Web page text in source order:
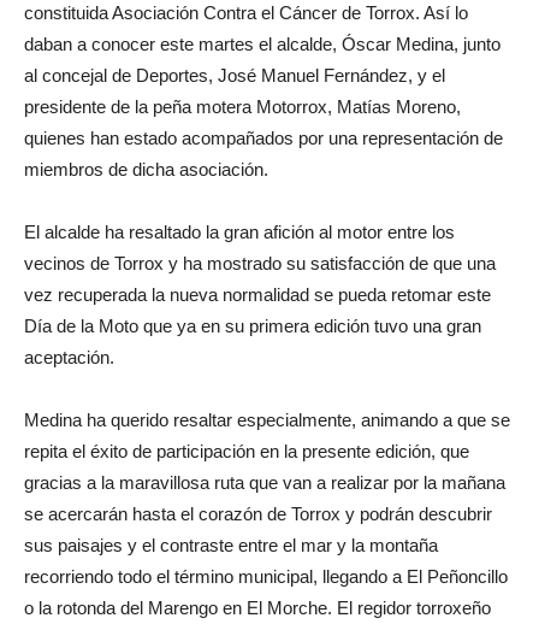
constituida Asociación Contra el Cáncer de Torrox. Así lo
daban a conocer este martes el alcalde, Óscar Medina, junto
al concejal de Deportes, José Manuel Fernández, y el
presidente de la peña motera Motorrox, Matías Moreno,
quienes han estado acompañados por una representación de
miembros de dicha asociación.
El alcalde ha resaltado la gran afición al motor entre los
vecinos de Torrox y ha mostrado su satisfacción de que una
vez recuperada la nueva normalidad se pueda retomar este
Día de la Moto que ya en su primera edición tuvo una gran
aceptación.
Medina ha querido resaltar especialmente, animando a que se
repita el éxito de participación en la presente edición, que
gracias a la maravillosa ruta que van a realizar por la mañana
se acercarán hasta el corazón de Torrox y podrán descubrir
sus paisajes y el contraste entre el mar y la montaña
recorriendo todo el término municipal, llegando a El Peñoncillo
o la rotonda del Marengo en El Morche. El regidor torroxeño